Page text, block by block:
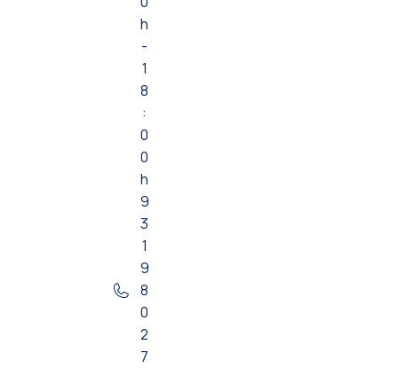
h
-
1
8
:
0
0
h
9
3
1
9
8
0
2
7